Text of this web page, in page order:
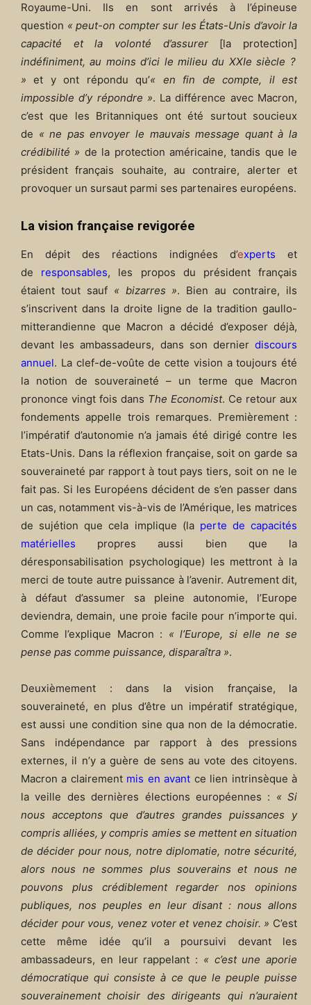
Royaume-Uni. Ils en sont arrivés à l’épineuse
question « peut-on compter sur les États-Unis d’avoir la
capacité et la volonté d’assurer [la protection]
indéfiniment, au moins d’ici le milieu du XXIe siècle ?
» et y ont répondu qu’« en fin de compte, il est
impossible d’y répondre ». La différence avec Macron,
c’est que les Britanniques ont été surtout soucieux
de « ne pas envoyer le mauvais message quant à la
crédibilité » de la protection américaine, tandis que le
président français souhaite, au contraire, alerter et
provoquer un sursaut parmi ses partenaires européens.
La vision française revigorée
En dépit des réactions indignées d’experts et
de responsables, les propos du président français
étaient tout sauf « bizarres ». Bien au contraire, ils
s’inscrivent dans la droite ligne de la tradition gaullo-
mitterandienne que Macron a décidé d’exposer déjà,
devant les ambassadeurs, dans son dernier discours
annuel. La clef-de-voûte de cette vision a toujours été
la notion de souveraineté – un terme que Macron
prononce vingt fois dans The Economist. Ce retour aux
fondements appelle trois remarques. Premièrement :
l’impératif d’autonomie n’a jamais été dirigé contre les
Etats-Unis. Dans la réflexion française, soit on garde sa
souveraineté par rapport à tout pays tiers, soit on ne le
fait pas. Si les Européens décident de s’en passer dans
un cas, notamment vis-à-vis de l’Amérique, les matrices
de sujétion que cela implique (la perte de capacités
matérielles propres aussi bien que la
déresponsabilisation psychologique) les mettront à la
merci de toute autre puissance à l’avenir. Autrement dit,
à défaut d’assumer sa pleine autonomie, l’Europe
deviendra, demain, une proie facile pour n’importe qui.
Comme l’explique Macron : « l’Europe, si elle ne se
pense pas comme puissance, disparaîtra ».
Deuxièmement : dans la vision française, la
souveraineté, en plus d’être un impératif stratégique,
est aussi une condition sine qua non de la démocratie.
Sans indépendance par rapport à des pressions
externes, il n’y a guère de sens au vote des citoyens.
Macron a clairement mis en avant ce lien intrinsèque à
la veille des dernières élections européennes : « Si
nous acceptons que d’autres grandes puissances y
compris alliées, y compris amies se mettent en situation
de décider pour nous, notre diplomatie, notre sécurité,
alors nous ne sommes plus souverains et nous ne
pouvons plus crédiblement regarder nos opinions
publiques, nos peuples en leur disant : nous allons
décider pour vous, venez voter et venez choisir. » C’est
cette même idée qu’il a poursuivi devant les
ambassadeurs, en leur rappelant : « c’est une aporie
démocratique qui consiste à ce que le peuple puisse
souverainement choisir des dirigeants qui n’auraient